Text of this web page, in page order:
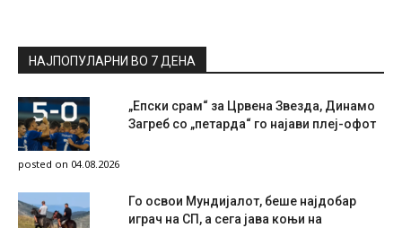
НАЈПОПУЛАРНИ ВО 7 ДЕНА
„Епски срам“ за Црвена Звезда, Динамо
Загреб со „петарда“ го најави плеј-офот
posted on 04.08.2026
Го освои Мундијалот, беше најдобар
играч на СП, а сега јава коњи на